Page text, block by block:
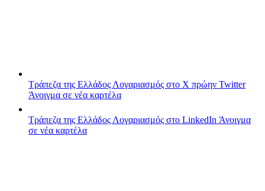
Τράπεζα της Ελλάδος Λογαριασμός στο X πρώην Twitter
Άνοιγμα σε νέα καρτέλα
Τράπεζα της Ελλάδος Λογαριασμός στο LinkedIn Άνοιγμα
σε νέα καρτέλα